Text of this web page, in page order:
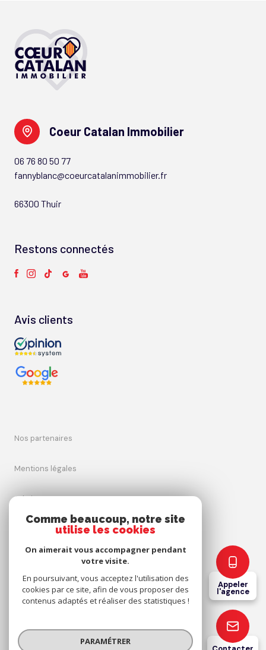
Appeler
l'agence
Coeur Catalan Immobilier
06 76 80 50 77
fannyblanc@coeurcatalanimmobilier.fr
66300 Thuir
Restons connectés
Avis clients
nos partenaires
mentions légales
admin
nos honoraires
cookies
© 2026 | Tous droits réservés
Comme beaucoup, notre site
utilise les cookies
On aimerait vous accompagner pendant
votre visite.
En poursuivant, vous acceptez l'utilisation des
cookies par ce site, afin de vous proposer des
contenus adaptés et réaliser des statistiques !
PARAMÉTRER